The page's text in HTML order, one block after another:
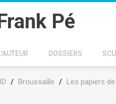
Pé
DOSSIERS
/ Broussaille / Les papiers